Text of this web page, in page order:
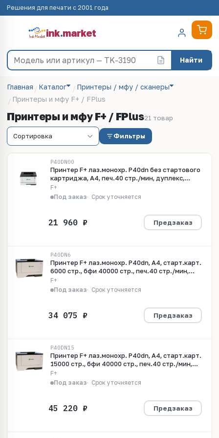
Решения для печати с 2001 года
ink.market
Найти
Главная Каталог
Принтеры / мфу / сканеры
Принтеры и мфу F+ / FPlus
Принтеры и мфу F+ / FPlus21 товар
Фильтры
P40DN00
Принтер F+ лаз.монохр. P40dn без стартового
картриджа, A4, печ.40 стр./мин, дуплекс,
600x600 dpi, 2400x600 dpi, перв.стр. 5,9 с, 2-
строч. моно жк-дисплей, вх.емк. 350 л, вых.емк.
150 л., Gigabit Ethernet, рек. 800-8000 стр/мес.,
F+
Под заказ
Срок уточняется
Предзаказ
P40DN6
Принтер F+ лаз.монохр. P40dn, A4, старт.карт.
6000 стр., бфи 40000 стр., печ.40 стр./мин,
дуплекс, 600x600 dpi, 2400x600 dpi, перв.стр.
5,9 с, 2-строч. моно жк-дисплей, вх.емк. 350 л,
вых.емк. 150 л., Gigabit Ethernet, рек. 800-8000
F+
Под заказ
Срок уточняется
Предзаказ
P40DN15
Принтер F+ лаз.монохр. P40dn, A4, старт.карт.
15000 стр., бфи 40000 стр., печ.40 стр./мин,
дуплекс, 600x600 dpi, 2400x600 dpi, перв.стр.
5,9 с, 2-строч. моно жк-дисплей, вх.емк. 350 л,
вых.емк. 150 л., Gigabit Ethernet, рек. 800-8000
F+
Под заказ
Срок уточняется
Предзаказ